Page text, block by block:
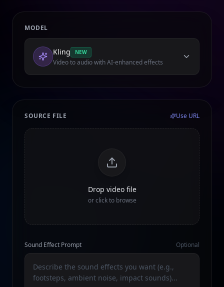
MODEL
Kling NEW
Video to audio with AI-enhanced effects
SOURCE FILE Use URL
Drop video file
or click to browse
Sound Effect Prompt Optional